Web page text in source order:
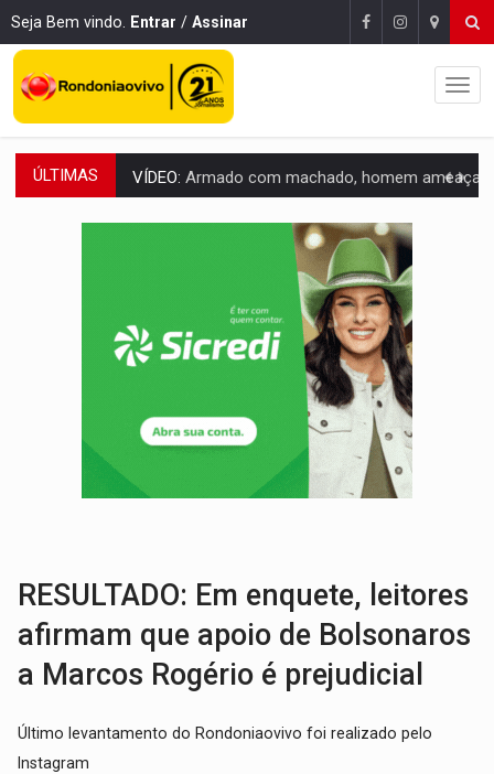
Seja Bem vindo. Entrar / Assinar
ÚLTIMAS VÍDEO: Armado com machado, homem ameaça matar sobrinha grávida e
TRIBUNAL DO CRIME:Homem é espancado por facção criminosa
Perseguição é registrada no shopping após colombiana furtar
Apostas online começam a afetar produtividade e rotina
REFLORESTAMENTO: Plantar árvores não será mais suficiente para
Cientistas alertam para possível base secreta no satélite
ACABOU COM PEUGEOT: Incêndio destrói carro que era rebocado para oficina
VÍDEO: Ladrão é filmado furtando moto na frente do bar
RESULTADO: Em enquete, leitores
afirmam que apoio de Bolsonaros
a Marcos Rogério é prejudicial
Último levantamento do Rondoniaovivo foi realizado pelo
Instagram